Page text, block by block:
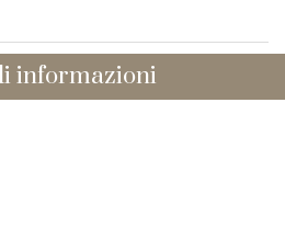
informazioni